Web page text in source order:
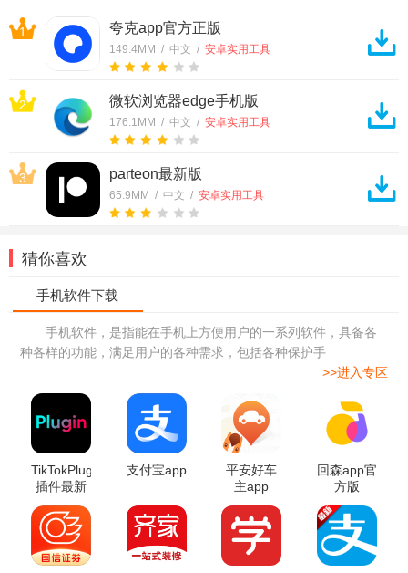
1 夸克app官方正版
149.4MM / 中文 / 安卓实用工具
2 微软浏览器edge手机版
176.1MM / 中文 / 安卓实用工具
3 parteon最新版
65.9MM / 中文 / 安卓实用工具
猜你喜欢
手机软件，是指能在手机上方便用户的一系列软件，具备各
种各样的功能，满足用户的各种需求，包括各种保护手
>>进入专区
TikTokPlugin
插件最新
版
支付宝app
平安好车
主app
回森app官
方版